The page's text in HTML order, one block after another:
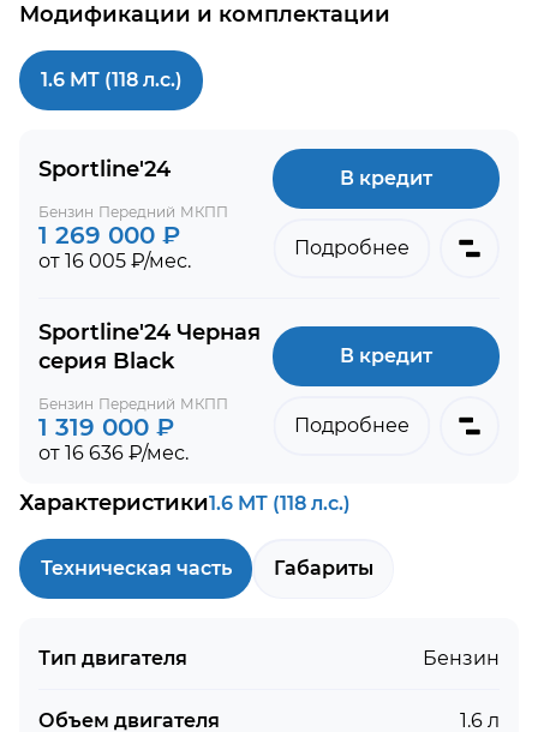
Модификации и комплектации
1.6 MT (118 л.с.)
Sportline'24
Бензин Передний МКПП
1 269 000 ₽
от 16 005 ₽/мес.
В кредит
Подробнее
Sportline'24 Черная
серия Black
Бензин Передний МКПП
1 319 000 ₽
от 16 636 ₽/мес.
В кредит
Подробнее
Характеристики1.6 MT (118 л.с.)
Техническая часть Габариты
Тип двигателя Бензин
Объем двигателя 1.6 л